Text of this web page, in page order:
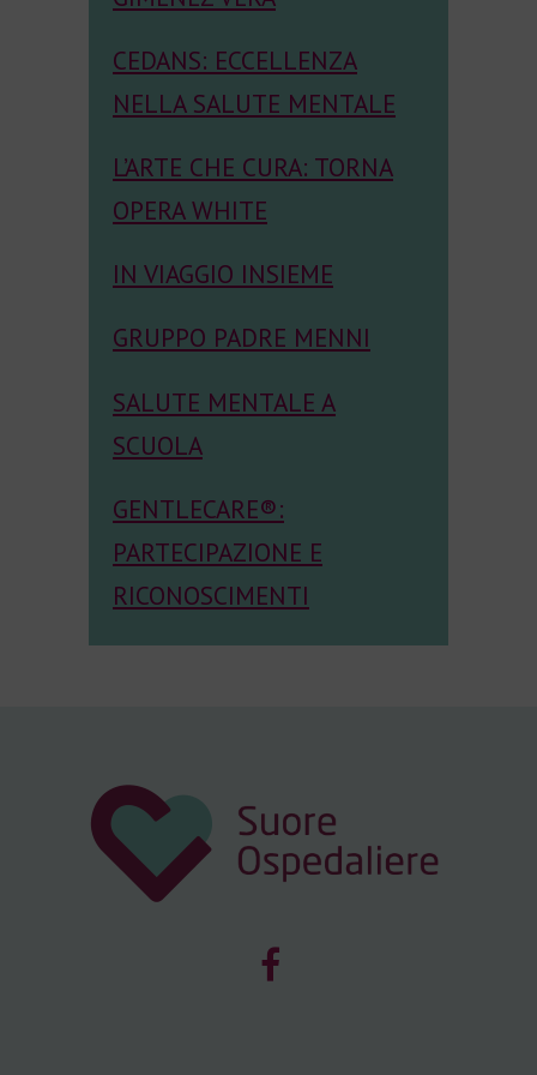
CEDANS: ECCELLENZA
NELLA SALUTE MENTALE
L’ARTE CHE CURA: TORNA
OPERA WHITE
IN VIAGGIO INSIEME
GRUPPO PADRE MENNI
SALUTE MENTALE A
SCUOLA
GENTLECARE®:
PARTECIPAZIONE E
RICONOSCIMENTI